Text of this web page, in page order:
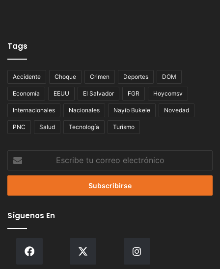
Tags
Accidente Choque Crimen Deportes DOM
Economía EEUU El Salvador FGR Hoycomsv
Internacionales Nacionales Nayib Bukele Novedad
PNC Salud Tecnología Turismo
tu
correo
Síguenos En